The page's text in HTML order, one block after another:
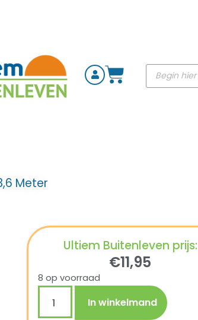
Meter
Ultiem Buitenleven prijs:
€11,95
8 op voorraad
In winkelmand